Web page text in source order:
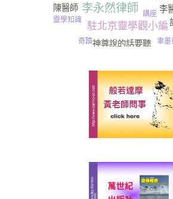
李永然律師
駐北京靈學觀小編
李
神尊說的話要聽
陳醫師
聿墨
講座
靈學知識
奇蹟